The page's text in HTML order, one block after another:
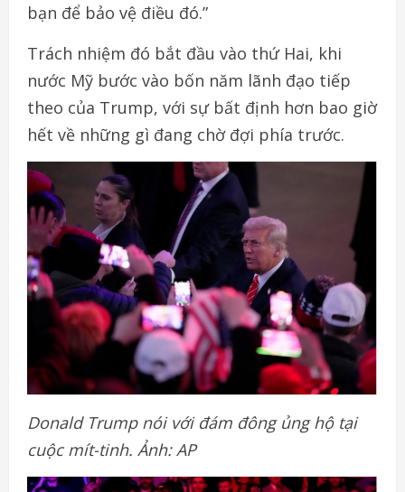
bạn để bảo vệ điều đó.”
Trách nhiệm đó bắt đầu vào thứ Hai, khi
nước Mỹ bước vào bốn năm lãnh đạo tiếp
theo của Trump, với sự bất định hơn bao giờ
hết về những gì đang chờ đợi phía trước.
Donald Trump nói với đám đông ủng hộ tại
cuộc mít-tinh. Ảnh: AP